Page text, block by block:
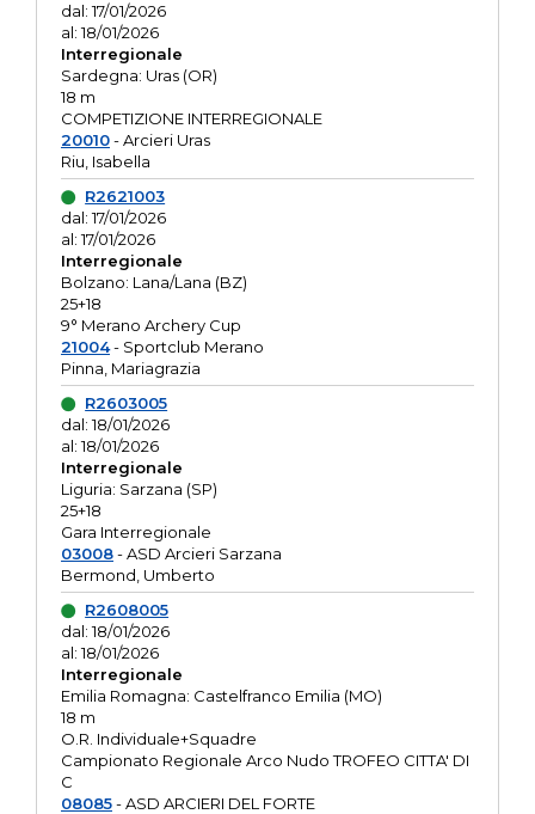
dal: 17/01/2026
al: 18/01/2026
Interregionale
Sardegna: Uras (OR)
18 m
COMPETIZIONE INTERREGIONALE
20010- Arcieri Uras
Riu, Isabella
R2621003
dal: 17/01/2026
al: 17/01/2026
Interregionale
Bolzano: Lana/Lana (BZ)
25+18
9° Merano Archery Cup
21004- Sportclub Merano
Pinna, Mariagrazia
R2603005
dal: 18/01/2026
al: 18/01/2026
Interregionale
Liguria: Sarzana (SP)
25+18
Gara Interregionale
03008- ASD Arcieri Sarzana
Bermond, Umberto
R2608005
dal: 18/01/2026
al: 18/01/2026
Interregionale
Emilia Romagna: Castelfranco Emilia (MO)
18 m
O.R. Individuale+Squadre
Campionato Regionale Arco Nudo TROFEO CITTA' DI
C
08085- ASD ARCIERI DEL FORTE